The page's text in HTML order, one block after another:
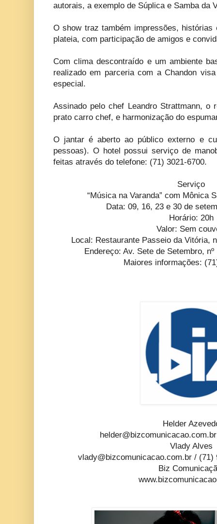
autorais, a exemplo de Súplica e Samba da
O show traz também impressões,
plateia, com participação de amigos e
Com clima descontraído e um ambiente
realizado em parceria com a Chandon
especial.
Assinado pelo chef Leandro Strattmann, o
prato carro chef, e harmonização do
O jantar é aberto ao público externo e
pessoas). O hotel possui serviço de
feitas através do telefone: (71) 3021-6700.
Serviço
“Música na Varanda” com Mônica
Data: 09, 16, 23 e 30 de
Horário: 20h
Valor: Sem
Local: Restaurante Passeio da Vitória,
Endereço: Av. Sete de Setembro,
Maiores informações:
Helder
helder@bizcomunicacao.com.br
Vlady Alves
vlady@bizcomunicacao.com.br / (71)
Biz